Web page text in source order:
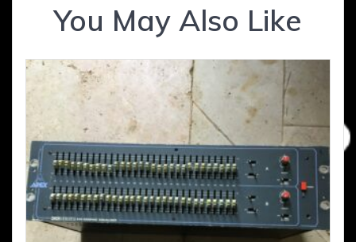
You May Also Like